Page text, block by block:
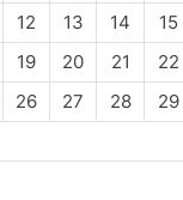
12 13 14 15
19 20 21 22
26 27 28 29